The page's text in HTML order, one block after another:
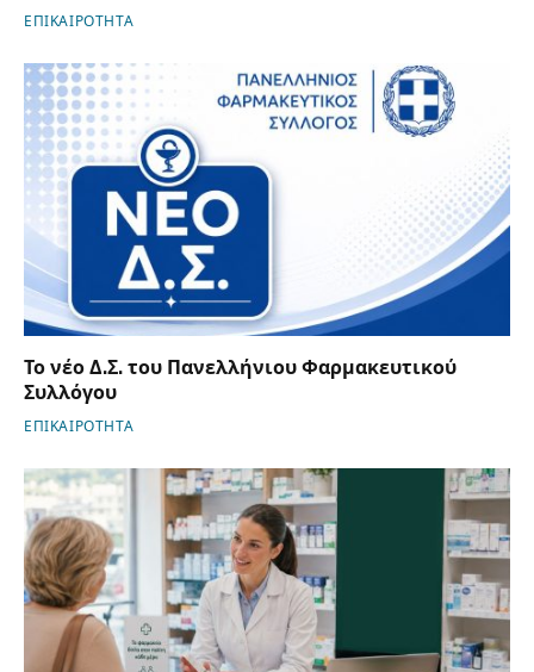
ΕΠΙΚΑΙΡΟΤΗΤΑ
Το νέο Δ.Σ. του Πανελλήνιου Φαρμακευτικού
Συλλόγου
ΕΠΙΚΑΙΡΟΤΗΤΑ